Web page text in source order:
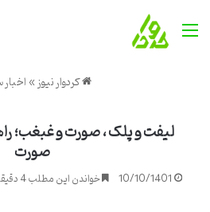
منو
کردوار نیوز»
لیفت و پلک ، صورت و غبغب؛
صورت
10/10/1401 خواندن این مطلب 4 دقیقه زمان میبرد